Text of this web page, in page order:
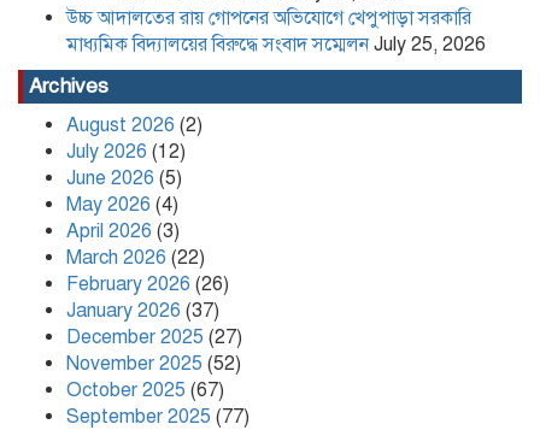
কলাপাড়া সাংবাদিক ইউনিয়নের
২০২৬-২০২৭ কমিটি গঠন
উচ্চ আদালতের রায় গোপনের অভিযোগে খেপুপাড়া সরকারি
মাধ্যমিক বিদ্যালয়ের বিরুদ্ধে সংবাদ সম্মেলন July 25, 2026
Archives
August 2026 (2)
July 2026 (12)
June 2026 (5)
May 2026 (4)
April 2026 (3)
March 2026 (22)
February 2026 (26)
January 2026 (37)
December 2025 (27)
November 2025 (52)
October 2025 (67)
September 2025 (77)